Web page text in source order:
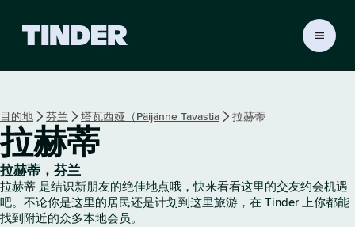
r
目的地 芬兰 塔瓦西娅（Päijänne Tavastia 拉赫蒂
拉赫蒂
拉赫蒂，芬兰
拉赫蒂 是结识新朋友的绝佳地点哦，快来看看这里的交友约会机遇
吧。不论你是这里的居民还是计划到这里旅游，在 Tinder 上你都能
找到附近的众多本地会员。